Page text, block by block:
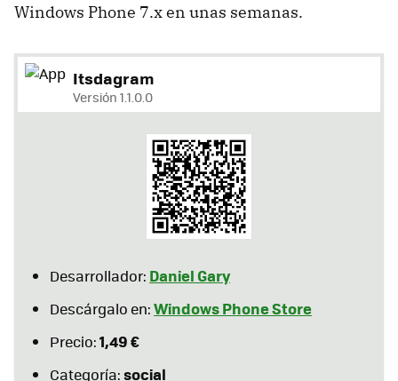
Windows Phone 7.x en unas semanas.
Itsdagram
Versión 1.1.0.0
Desarrollador: Daniel Gary
Descárgalo en:Windows Phone Store
Precio:1,49 €
Categoría:social